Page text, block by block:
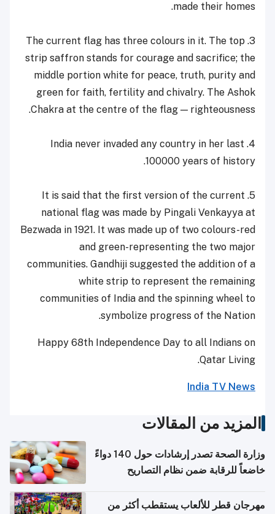
made their homes.
3. The current flag has three colours in it. The top
strip saffron stands for courage and sacrifice; the
middle portion white for peace, truth, purity and
green for faith, fertility and chivalry. The Ashok
Chakra at the centre of the flag — righteousness.
4. India never invaded any country in her last
100000 years of history.
5. It is said that the first version of the current
national flag was made by Pingali Venkayya at
Bezwada in 1921. It was made up of two colours-red
and green-representing the two major
communities. Gandhiji suggested the addition of a
white strip to represent the remaining
communities of India and the spinning wheel to
symbolize progress of the Nation.
Happy 68th Independence Day to all Indians on
Qatar Living.
India TV News
المزيد من المقالات
وزارة الصحة تصدر إرشادات حول 140 دواءً
خاضعاً للرقابة ضمن نظام التصاريح
مهرجان قطر للألعاب يستقطب أكثر من